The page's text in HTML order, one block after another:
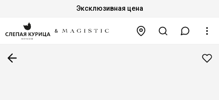
Эксклюзивная цена